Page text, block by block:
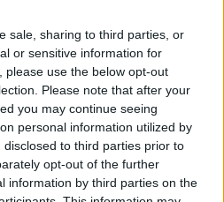
sale, sharing to third parties, or
or sensitive information for
please use the below opt-out
Please note that after your
you may continue seeing
personal information utilized by
to third parties prior to
opt-out of the further
information by third parties on the